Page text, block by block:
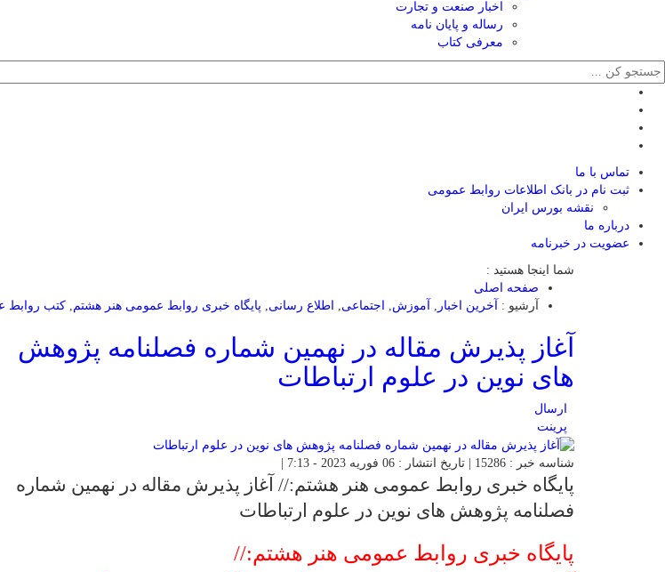
اخبار صنعت و تجارت
رساله و پایان نامه
معرفی کتاب
تماس با ما
ثبت نام در بانک اطلاعات روابط عمومی
نقشه بورس ایران
درباره ما
عضويت در خبرنامه
شما اینجا هستید :
صفحه اصلی
آرشیو :
آخرین اخبار آموزش اجتماعی اطلاع رسانی پایگاه خبری روابط عمومی هنر هشتم كتب روابط
آغاز پذیرش مقاله در نهمین شماره فصلنامه پژوهش
های نوین در علوم ارتباطات
ارسال
پرینت
شناسه خبر : 15286 | تاریخ انتشار : 06 فوریه 2023 - 7:13 |
پایگاه خبری روابط عمومی هنر هشتم:// آغاز پذیرش مقاله در نهمین شماره
فصلنامه پژوهش های نوین در علوم ارتباطات
پایگاه خبری روابط عمومی هنر هشتم://